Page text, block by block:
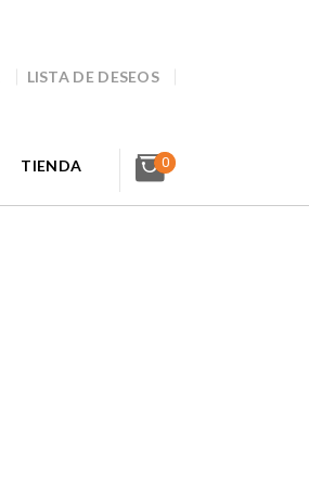
LISTA DE DESEOS
TIENDA 0